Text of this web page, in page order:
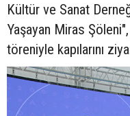
Kültür ve Sanat
Yaşayan Miras
töreniyle kapılarını